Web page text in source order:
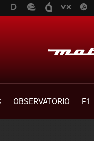
OBSERVATORIO F1